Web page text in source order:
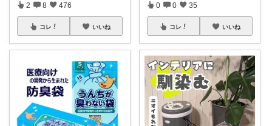
2 8 476
コレ いいね
0 0 35
コレ いいね